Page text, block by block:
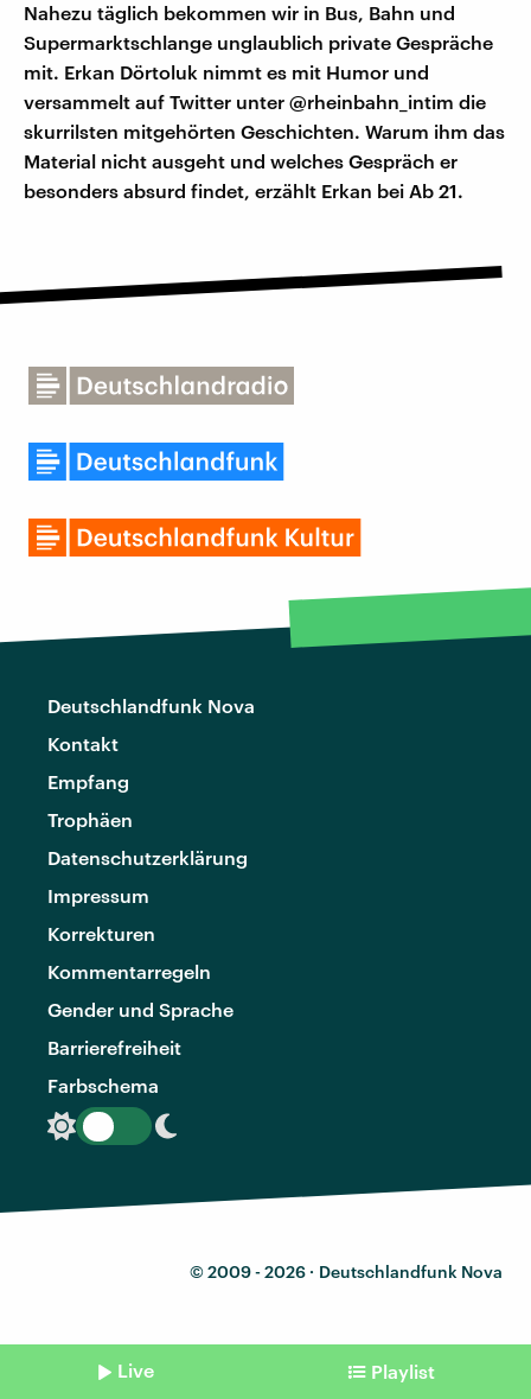
Nahezu täglich bekommen wir in Bus, Bahn und
Supermarktschlange unglaublich private Gespräche
mit. Erkan Dörtoluk nimmt es mit Humor und
versammelt auf Twitter unter @rheinbahn_intim die
skurrilsten mitgehörten Geschichten. Warum ihm das
Material nicht ausgeht und welches Gespräch er
besonders absurd findet, erzählt Erkan bei Ab 21.
Deutschlandfunk Nova
Kontakt
Empfang
Trophäen
Datenschutzerklärung
Impressum
Korrekturen
Kommentarregeln
Gender und Sprache
Barrierefreiheit
Farbschema
© 2009 - 2026 · Deutschlandfunk Nova
Live Playlist